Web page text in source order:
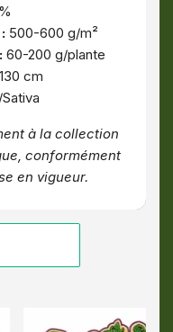
500-600 g/m²
60-200 g/plante
cm
à la collection
conformément
en vigueur.